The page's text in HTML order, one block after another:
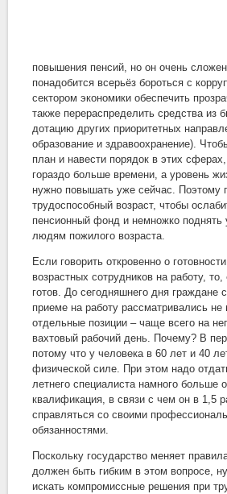
повышения пенсий, но он очень
понадобится всерьёз бороться с
сектором экономики обеспечить
также перераспределить средства из
дотацию других приоритетных
образование и здравоохранение).
план и навести порядок в этих
гораздо больше времени, а уровень
нужно повышать уже сейчас. Поэтому
трудоспособный возраст, чтобы
пенсионный фонд и немножко поднять
людям пожилого возраста.
Если говорить откровенно о
возрастных сотрудников на работу,
готов. До сегодняшнего дня граждане
приеме на работу рассматривались
отдельные позиции – чаще всего на
вахтовый рабочий день. Почему? В
потому что у человека в 60 лет и 40
физической силе. При этом надо
летнего специалиста намного больше
квалификация, в связи с чем он в 1,5
справляться со своими
обязанностями.
Поскольку государство меняет
должен быть гибким в этом вопросе,
искать компромиссные решения при